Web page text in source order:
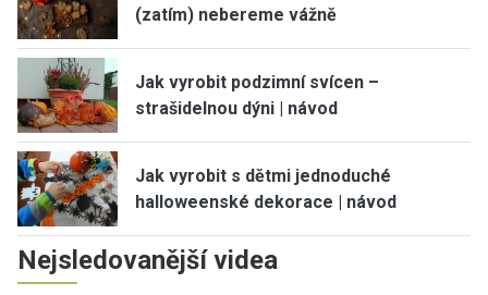
(zatím) nebereme vážně
Jak vyrobit podzimní svícen –
strašidelnou dýni | návod
Jak vyrobit s dětmi jednoduché
halloweenské dekorace | návod
Nejsledovanější videa